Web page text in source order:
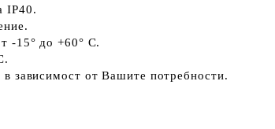
IP40.
-15° до +60° С.
зависимост от Вашите потребности.